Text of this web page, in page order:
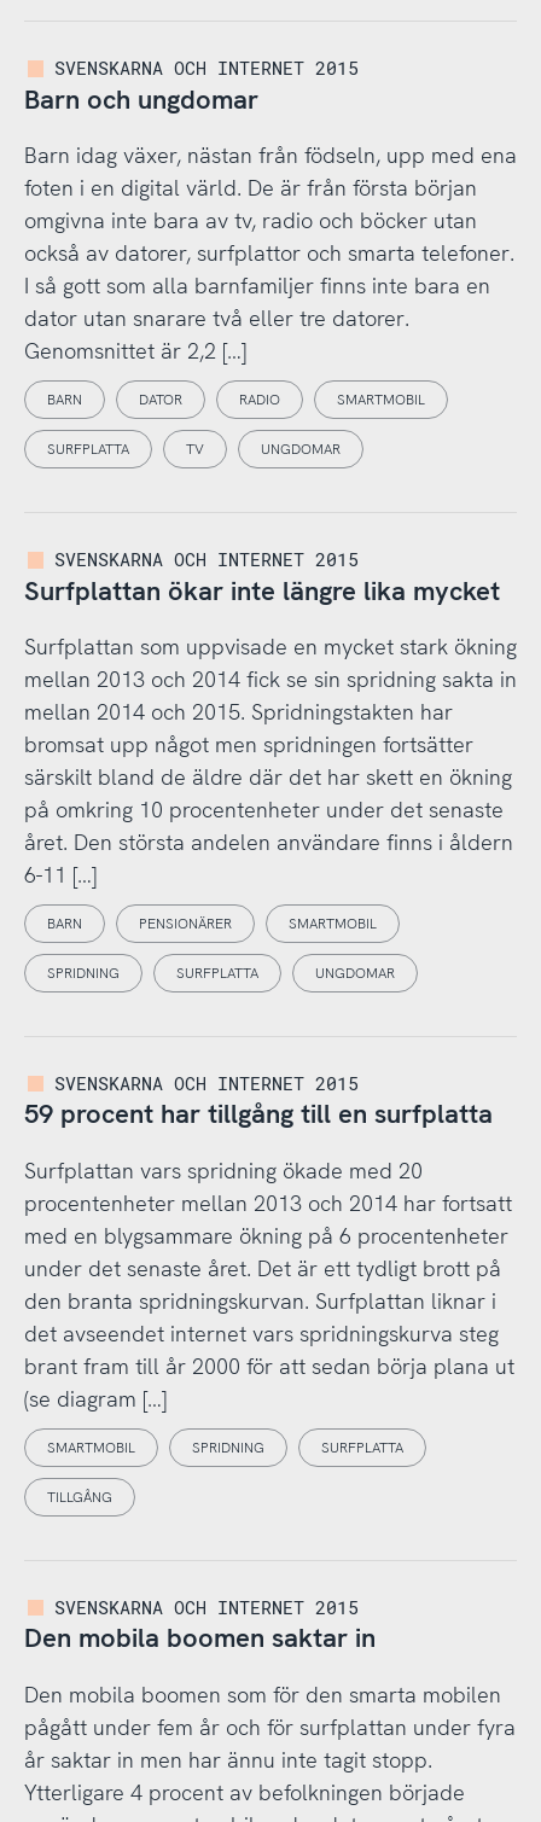
SVENSKARNA OCH INTERNET 2015
Barn och ungdomar
Barn idag växer, nästan från födseln, upp med ena
foten i en digital värld. De är från första början
omgivna inte bara av tv, radio och böcker utan
också av datorer, surfplattor och smarta telefoner.
I så gott som alla barnfamiljer finns inte bara en
dator utan snarare två eller tre datorer.
Genomsnittet är 2,2 […]
BARN DATOR RADIO SMARTMOBIL
SURFPLATTA TV UNGDOMAR
SVENSKARNA OCH INTERNET 2015
Surfplattan ökar inte längre lika mycket
Surfplattan som uppvisade en mycket stark ökning
mellan 2013 och 2014 fick se sin spridning sakta in
mellan 2014 och 2015. Spridningstakten har
bromsat upp något men spridningen fortsätter
särskilt bland de äldre där det har skett en ökning
på omkring 10 procentenheter under det senaste
året. Den största andelen användare finns i åldern
6-11 […]
BARN PENSIONÄRER SMARTMOBIL
SPRIDNING SURFPLATTA UNGDOMAR
SVENSKARNA OCH INTERNET 2015
59 procent har tillgång till en surfplatta
Surfplattan vars spridning ökade med 20
procentenheter mellan 2013 och 2014 har fortsatt
med en blygsammare ökning på 6 procentenheter
under det senaste året. Det är ett tydligt brott på
den branta spridningskurvan. Surfplattan liknar i
det avseendet internet vars spridningskurva steg
brant fram till år 2000 för att sedan börja plana ut
(se diagram […]
SMARTMOBIL SPRIDNING SURFPLATTA
TILLGÅNG
SVENSKARNA OCH INTERNET 2015
Den mobila boomen saktar in
Den mobila boomen som för den smarta mobilen
pågått under fem år och för surfplattan under fyra
år saktar in men har ännu inte tagit stopp.
Ytterligare 4 procent av befolkningen började